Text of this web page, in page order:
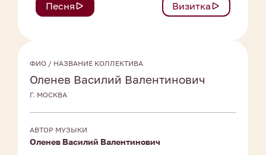
Песня Визитка
ФИО / НАЗВАНИЕ КОЛЛЕКТИВА
Оленев Василий Валентинович
Г. МОСКВА
АВТОР МУЗЫКИ
Оленев Василий Валентинович